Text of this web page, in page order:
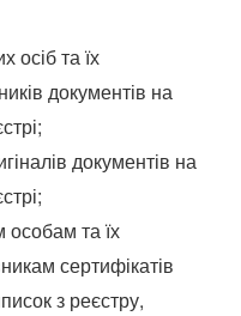
осіб та їх
документів на
документів на
та їх
сертифікатів
з реєстру,